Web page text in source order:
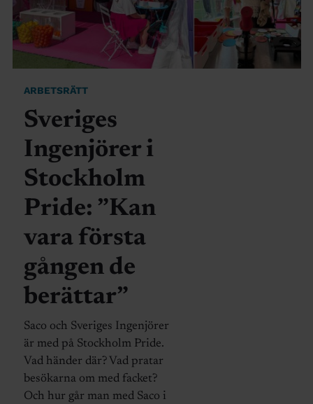
ARBETSRÄTT
Sveriges
Ingenjörer i
Stockholm
Pride: ”Kan
vara första
gången de
berättar”
Saco och Sveriges Ingenjörer
är med på Stockholm Pride.
Vad händer där? Vad pratar
besökarna om med facket?
Och hur går man med Saco i